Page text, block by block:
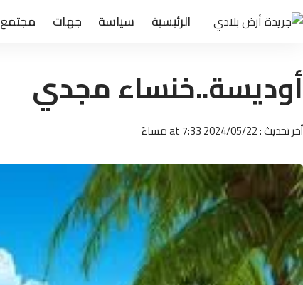
الرئيسية سياسة جهات مجتمع
أوديسة..خنساء مجدي
أخر تحديث : 2024/05/22 at 7:33 مساءً